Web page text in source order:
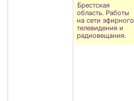
Брестская
область. Работы
на сети эфирного
телевидения и
радиовещания.